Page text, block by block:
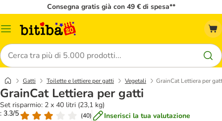
Consegna gratis già con 49 € di spesa**
Overview
Cerca
Gatti Toilette e lettiere per gatti Vegetali GrainCat Lettiera per
GrainCat Lettiera per gatti
Set risparmio: 2 x 40 litri (23,1 kg)
: 3.3/5
(40) Inserisci la tua valutazione